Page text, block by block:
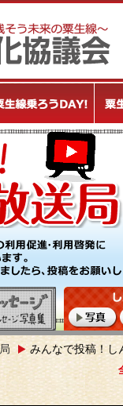
みんなで投稿！し